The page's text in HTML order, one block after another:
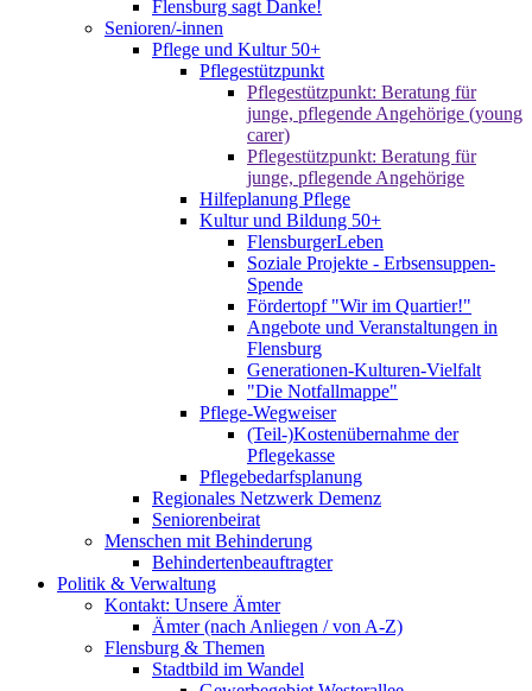
Flensburg sagt Danke!
Senioren/-innen
Pflege und Kultur 50+
Pflegestützpunkt
Pflegestützpunkt: Beratung für
junge, pflegende Angehörige (young
carer)
Pflegestützpunkt: Beratung für
junge, pflegende Angehörige
Hilfeplanung Pflege
Kultur und Bildung 50+
FlensburgerLeben
Soziale Projekte - Erbsensuppen-
Spende
Fördertopf "Wir im Quartier!"
Angebote und Veranstaltungen in
Flensburg
Generationen-Kulturen-Vielfalt
"Die Notfallmappe"
Pflege-Wegweiser
(Teil-)Kostenübernahme der
Pflegekasse
Pflegebedarfsplanung
Regionales Netzwerk Demenz
Seniorenbeirat
Menschen mit Behinderung
Behindertenbeauftragter
Politik & Verwaltung
Kontakt: Unsere Ämter
Ämter (nach Anliegen / von A-Z)
Flensburg & Themen
Stadtbild im Wandel